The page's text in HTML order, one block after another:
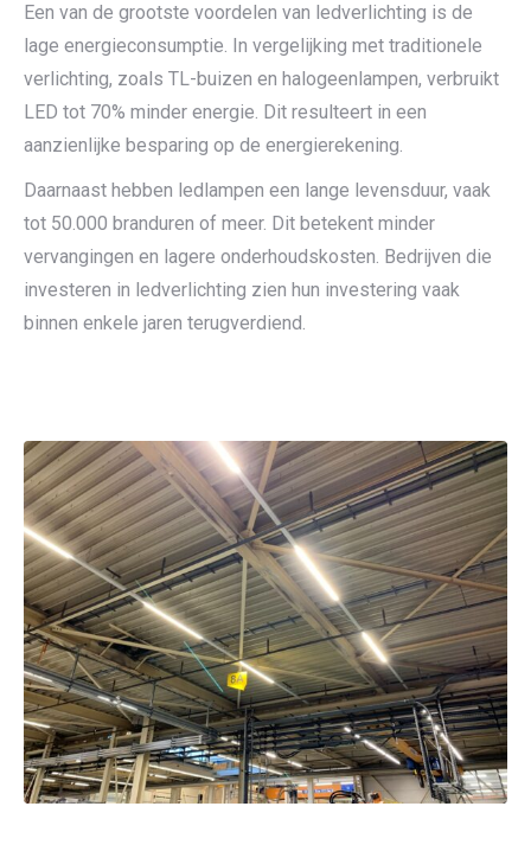
Een van de grootste voordelen van ledverlichting is de
lage energieconsumptie. In vergelijking met traditionele
verlichting, zoals TL-buizen en halogeenlampen, verbruikt
LED tot 70% minder energie. Dit resulteert in een
aanzienlijke besparing op de energierekening.
Daarnaast hebben ledlampen een lange levensduur, vaak
tot 50.000 branduren of meer. Dit betekent minder
vervangingen en lagere onderhoudskosten. Bedrijven die
investeren in ledverlichting zien hun investering vaak
binnen enkele jaren terugverdiend.